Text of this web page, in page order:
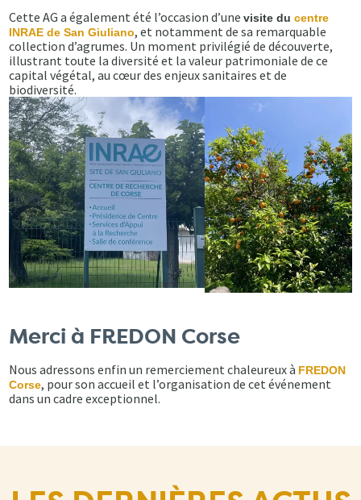
Cette AG a également été l’occasion d’unevisite ducentre
INRAE de San Giuliano, et notamment de sa remarquable
collection d’agrumes. Un moment privilégié de découverte,
illustrant toute la diversité et la valeur patrimoniale de ce
capital végétal, au cœur des enjeux sanitaires et de
biodiversité.
Merci à FREDON Corse
Nous adressons enfin un remerciement chaleureux à FREDON
Corse, pour son accueil et l’organisation de cet événement
dans un cadre exceptionnel.